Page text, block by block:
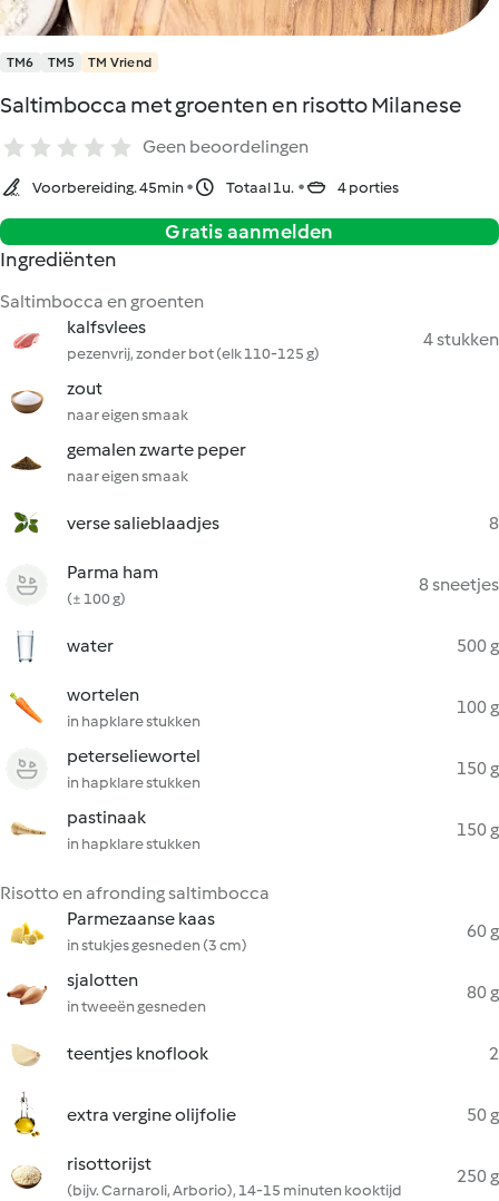
TM6 TM5 TM Vriend
Saltimbocca met groenten en risotto Milanese
Geen beoordelingen
Voorbereiding. 45min Totaal 1u. 4 porties
Gratis aanmelden
Ingrediënten
Saltimbocca en groenten
kalfsvlees
pezenvrij, zonder bot (elk 110-125 g)
4 stukken
zout
naar eigen smaak
gemalen zwarte peper
naar eigen smaak
verse salieblaadjes 8
Parma ham
(± 100 g)
8 sneetjes
water 500 g
wortelen
in hapklare stukken
100 g
peterseliewortel
in hapklare stukken
150 g
pastinaak
in hapklare stukken
150 g
Risotto en afronding saltimbocca
Parmezaanse kaas
in stukjes gesneden (3 cm)
60 g
sjalotten
in tweeën gesneden
80 g
teentjes knoflook 2
extra vergine olijfolie 50 g
risottorijst
(bijv. Carnaroli, Arborio), 14-15 minuten kooktijd
250 g